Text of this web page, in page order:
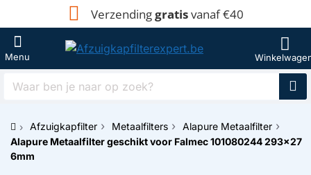
Verzendinggratisvanaf €40
Waar
naar
op
zoek?
h
o
Afzuigkapfilter Metaalfilters
Alapure Metaalfilter
Alapure Metaalfilter geschikt voor Falmec 101080244 293x27
6mm